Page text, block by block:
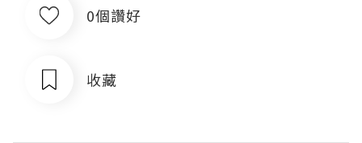
0個讚好
收藏